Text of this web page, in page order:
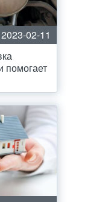
2023-02-11
помогает